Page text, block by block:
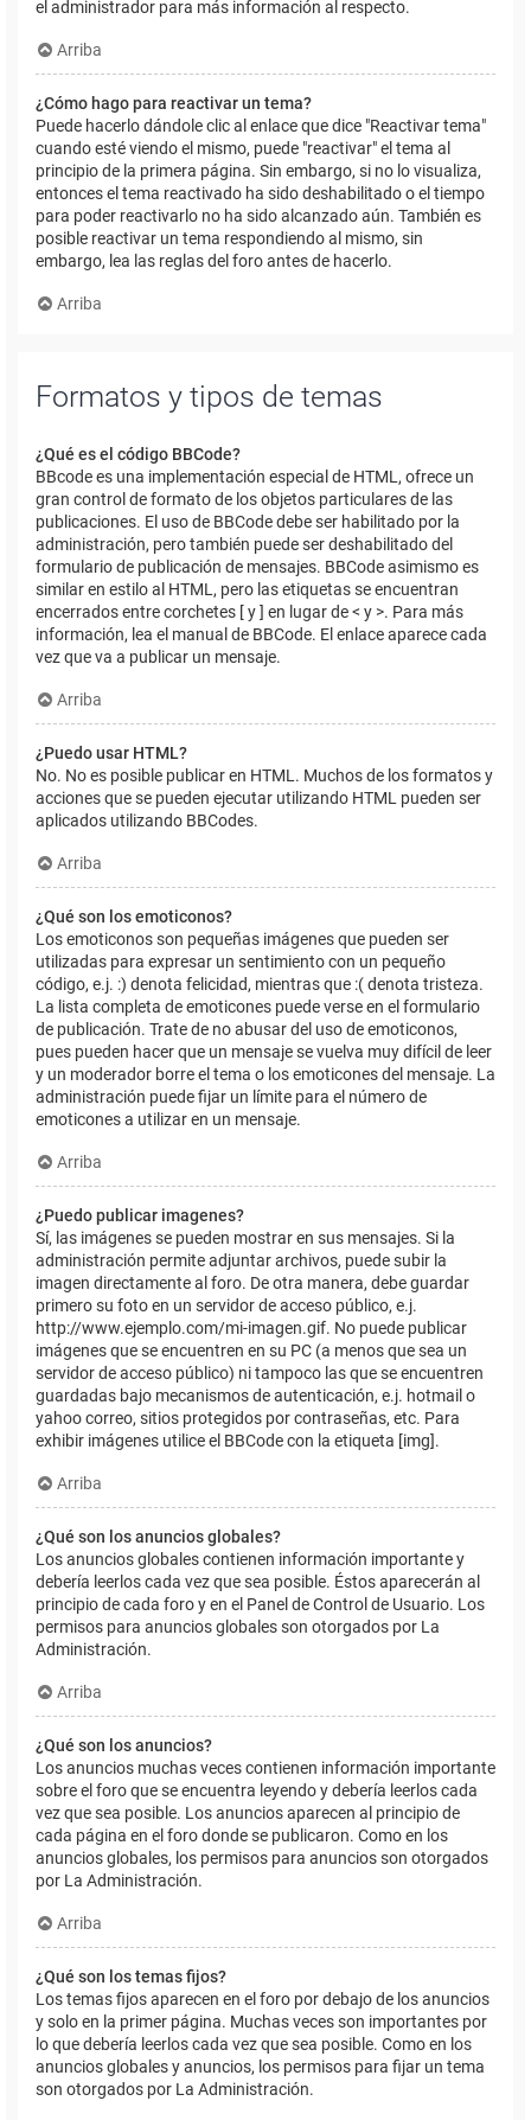
el administrador para más información al respecto.
Arriba
¿Cómo hago para reactivar un tema?
Puede hacerlo dándole clic al enlace que dice "Reactivar tema"
cuando esté viendo el mismo, puede "reactivar" el tema al
principio de la primera página. Sin embargo, si no lo visualiza,
entonces el tema reactivado ha sido deshabilitado o el tiempo
para poder reactivarlo no ha sido alcanzado aún. También es
posible reactivar un tema respondiendo al mismo, sin
embargo, lea las reglas del foro antes de hacerlo.
Arriba
Formatos y tipos de temas
¿Qué es el código BBCode?
BBcode es una implementación especial de HTML, ofrece un
gran control de formato de los objetos particulares de las
publicaciones. El uso de BBCode debe ser habilitado por la
administración, pero también puede ser deshabilitado del
formulario de publicación de mensajes. BBCode asimismo es
similar en estilo al HTML, pero las etiquetas se encuentran
encerrados entre corchetes [ y ] en lugar de < y >. Para más
información, lea el manual de BBCode. El enlace aparece cada
vez que va a publicar un mensaje.
Arriba
¿Puedo usar HTML?
No. No es posible publicar en HTML. Muchos de los formatos y
acciones que se pueden ejecutar utilizando HTML pueden ser
aplicados utilizando BBCodes.
Arriba
¿Qué son los emoticonos?
Los emoticonos son pequeñas imágenes que pueden ser
utilizadas para expresar un sentimiento con un pequeño
código, e.j. :) denota felicidad, mientras que :( denota tristeza.
La lista completa de emoticones puede verse en el formulario
de publicación. Trate de no abusar del uso de emoticonos,
pues pueden hacer que un mensaje se vuelva muy difícil de leer
y un moderador borre el tema o los emoticones del mensaje. La
administración puede fijar un límite para el número de
emoticones a utilizar en un mensaje.
Arriba
¿Puedo publicar imagenes?
Sí, las imágenes se pueden mostrar en sus mensajes. Si la
administración permite adjuntar archivos, puede subir la
imagen directamente al foro. De otra manera, debe guardar
primero su foto en un servidor de acceso público, e.j.
http://www.ejemplo.com/mi-imagen.gif. No puede publicar
imágenes que se encuentren en su PC (a menos que sea un
servidor de acceso público) ni tampoco las que se encuentren
guardadas bajo mecanismos de autenticación, e.j. hotmail o
yahoo correo, sitios protegidos por contraseñas, etc. Para
exhibir imágenes utilice el BBCode con la etiqueta [img].
Arriba
¿Qué son los anuncios globales?
Los anuncios globales contienen información importante y
debería leerlos cada vez que sea posible. Éstos aparecerán al
principio de cada foro y en el Panel de Control de Usuario. Los
permisos para anuncios globales son otorgados por La
Administración.
Arriba
¿Qué son los anuncios?
Los anuncios muchas veces contienen información importante
sobre el foro que se encuentra leyendo y debería leerlos cada
vez que sea posible. Los anuncios aparecen al principio de
cada página en el foro donde se publicaron. Como en los
anuncios globales, los permisos para anuncios son otorgados
por La Administración.
Arriba
¿Qué son los temas fijos?
Los temas fijos aparecen en el foro por debajo de los anuncios
y solo en la primer página. Muchas veces son importantes por
lo que debería leerlos cada vez que sea posible. Como en los
anuncios globales y anuncios, los permisos para fijar un tema
son otorgados por La Administración.